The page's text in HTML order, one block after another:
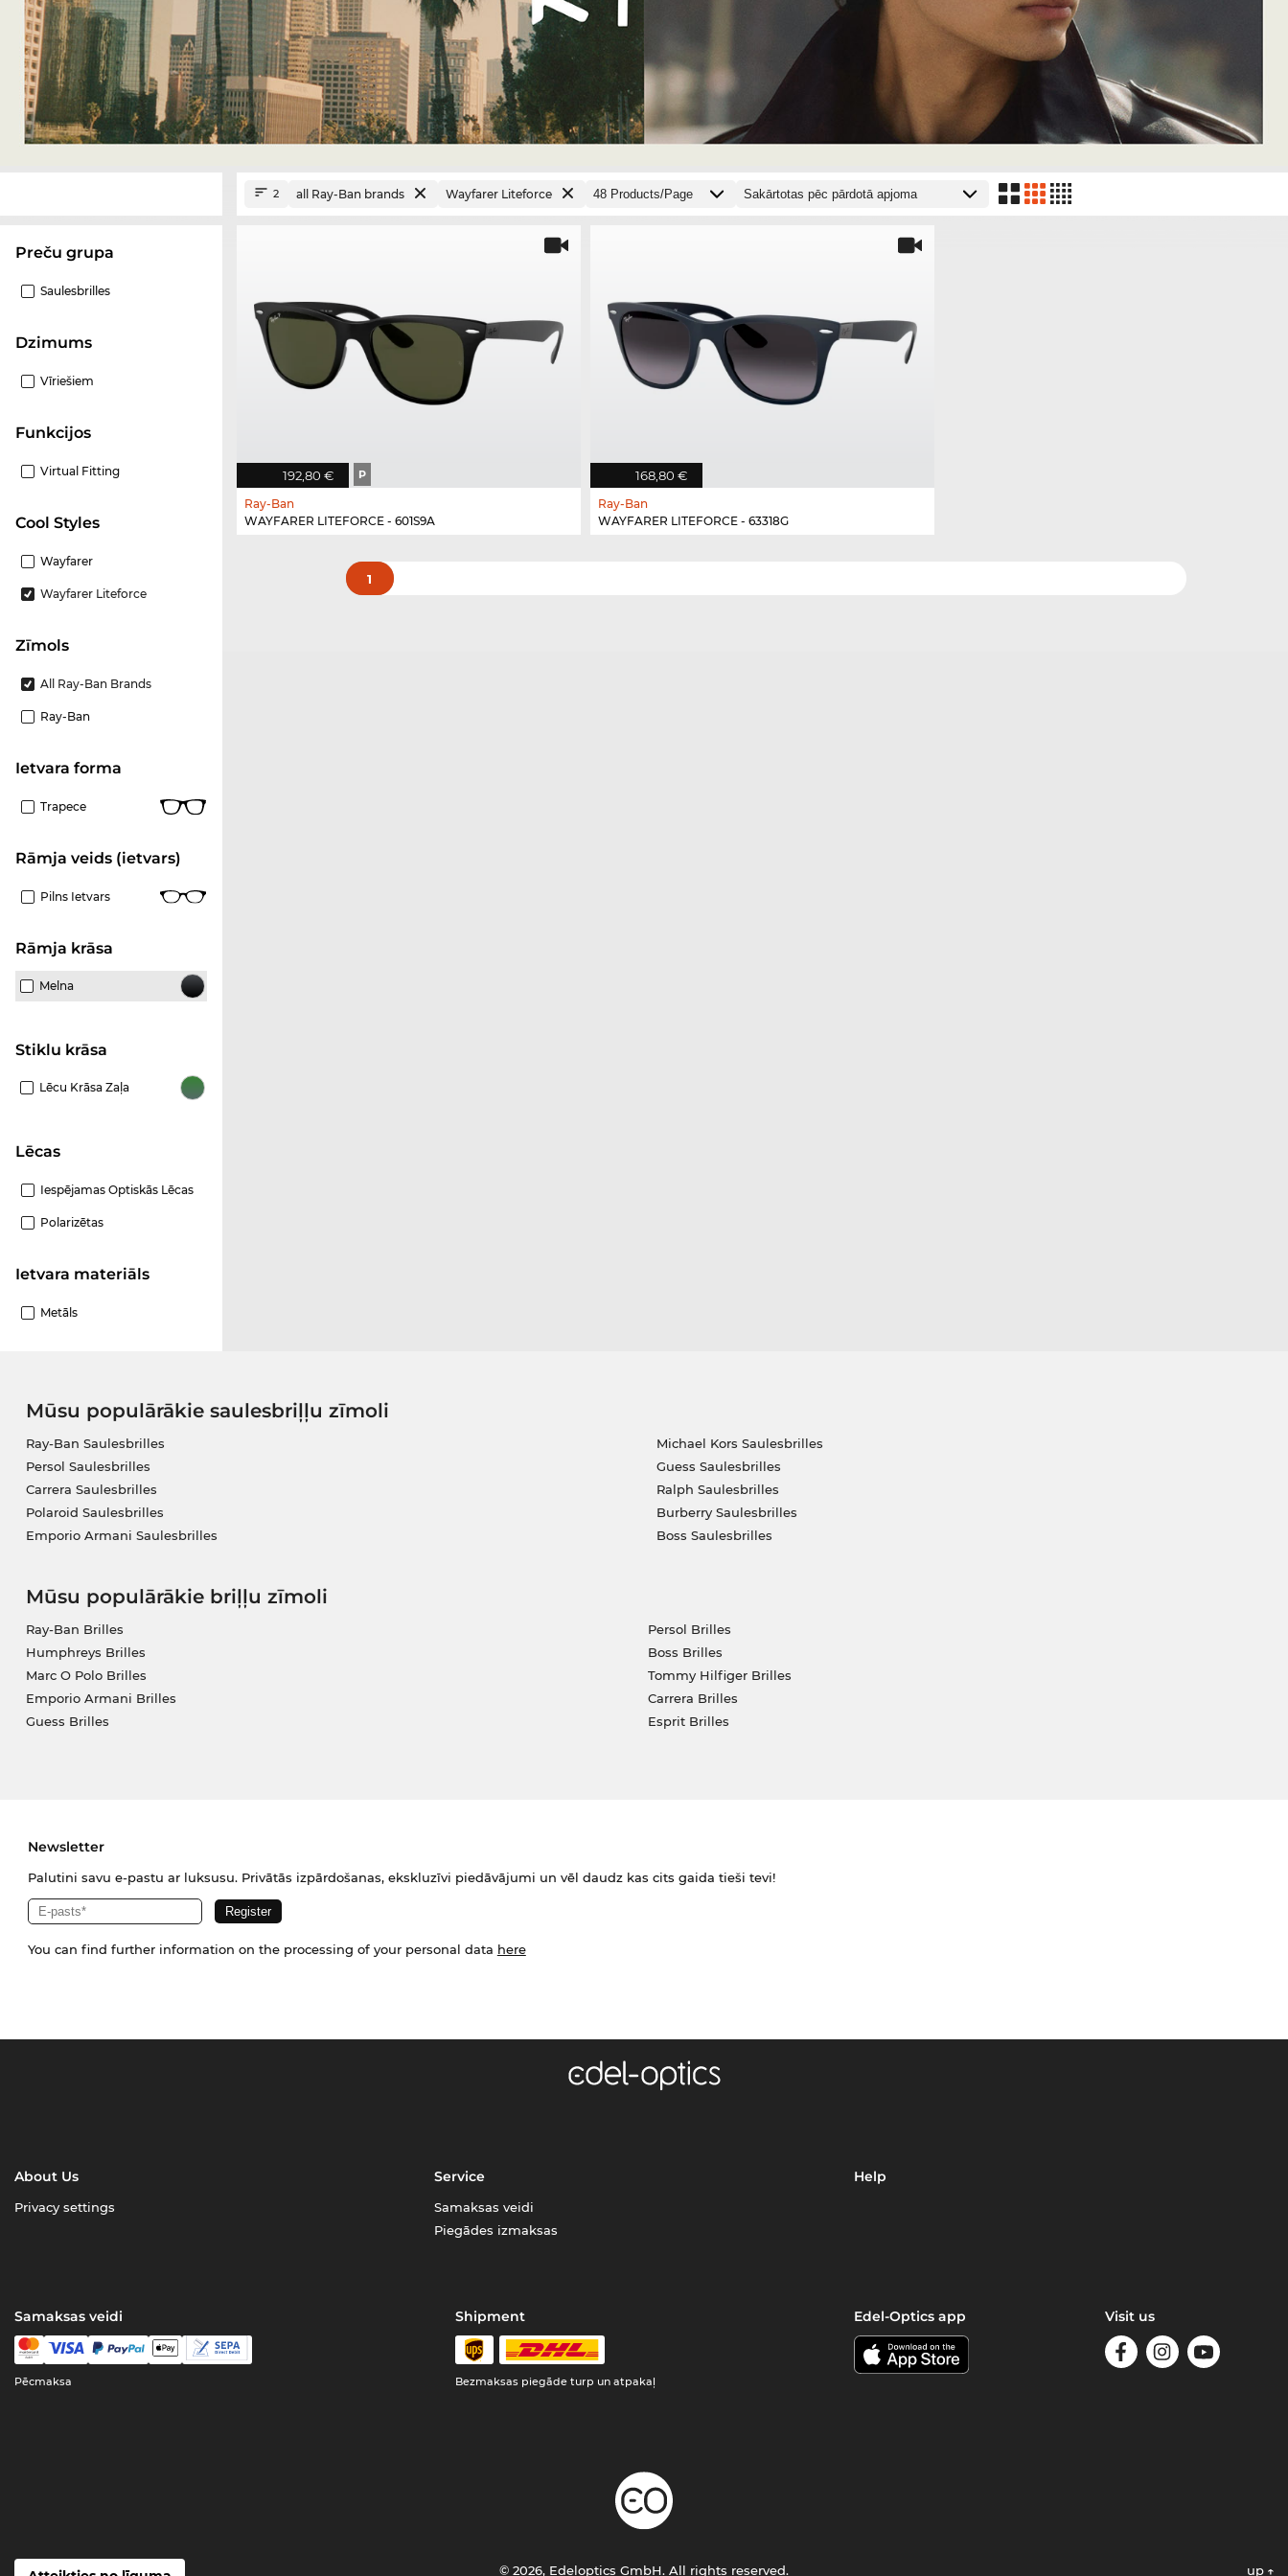
Preču grupa
Saulesbrilles
Dzimums
Vīriešiem
funkcijos
Virtual Fitting
Cool Styles
Wayfarer
Wayfarer Liteforce
Zīmols
All Ray-Ban Brands
Ray-Ban
Ietvara forma
Trapece
Rāmja veids (ietvars)
Pilns Ietvars
Rāmja krāsa
Melna
Stiklu krāsa
Lēcu Krāsa Zaļa
Lēcas
Iespējamas Optiskās Lēcas
Polarizētas
Ietvara materiāls
Metāls
2 all Ray-Ban brands Wayfarer Liteforce
192,80 € P
Ray-Ban
WAYFARER LITEFORCE - 601S9A
168,80 €
Ray-Ban
WAYFARER LITEFORCE - 63318G
1
Mūsu populārākie saulesbriļļu zīmoli
Ray-Ban Saulesbrilles
Persol Saulesbrilles
Carrera Saulesbrilles
Polaroid Saulesbrilles
Emporio Armani Saulesbrilles
Michael Kors Saulesbrilles
Guess Saulesbrilles
Ralph Saulesbrilles
Burberry Saulesbrilles
Boss Saulesbrilles
Mūsu populārākie briļļu zīmoli
Ray-Ban Brilles
Humphreys Brilles
Marc O Polo Brilles
Emporio Armani Brilles
Guess Brilles
Persol Brilles
Boss Brilles
Tommy Hilfiger Brilles
Carrera Brilles
Esprit Brilles
Newsletter
Palutini savu e-pastu ar luksusu. Privātās izpārdošanas, ekskluzīvi piedāvājumi un vēl daudz kas cits gaida tieši tevi!
You can find further information on the processing of your personal data here
About Us
Privacy settings
Service
Samaksas veidi
Piegādes izmaksas
Help
Samaksas veidi
Pēcmaksa
Shipment
Bezmaksas piegāde turp un atpakaļ
Edel-Optics app Visit us
© 2026, Edeloptics GmbH. All rights reserved. up